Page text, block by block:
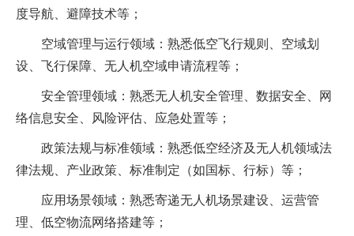
度导航、避障技术等；
空域管理与运行领域：熟悉低空飞行规则、空域划
设、飞行保障、无人机空域申请流程等；
安全管理领域：熟悉无人机安全管理、数据安全、网
络信息安全、风险评估、应急处置等；
政策法规与标准领域：熟悉低空经济及无人机领域法
律法规、产业政策、标准制定（如国标、行标）等；
应用场景领域：熟悉寄递无人机场景建设、运营管
理、低空物流网络搭建等；